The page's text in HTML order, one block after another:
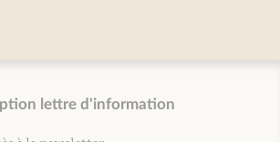
lettre d'information